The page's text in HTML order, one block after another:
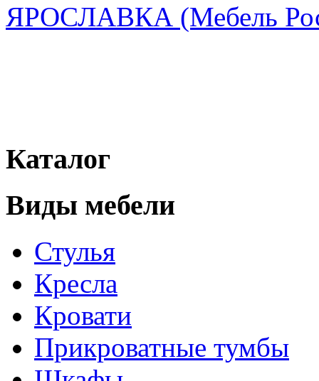
ЯРОСЛАВКА (Мебель
Каталог
Виды мебели
Стулья
Кресла
Кровати
Прикроватные тумбы